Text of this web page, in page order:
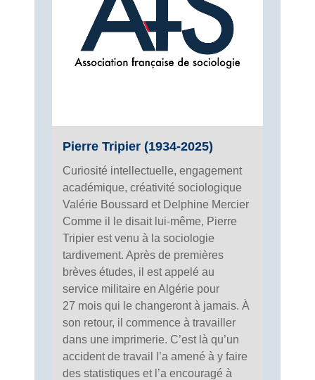
Pierre Tripier (1934-2025)
Curiosité intellectuelle, engagement
académique, créativité sociologique
Valérie Boussard et Delphine Mercier
Comme il le disait lui-même, Pierre
Tripier est venu à la sociologie
tardivement. Après de premières
brèves études, il est appelé au
service militaire en Algérie pour
27 mois qui le changeront à jamais. À
son retour, il commence à travailler
dans une imprimerie. C’est là qu’un
accident de travail l’a amené à y faire
des statistiques et l’a encouragé à